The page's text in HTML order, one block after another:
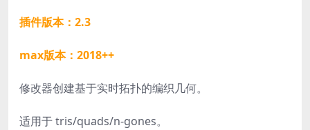
插件版本：2.3
max版本：2018++
修改器创建基于实时拓扑的编织几何。
适用于 tris/quads/n-gones。